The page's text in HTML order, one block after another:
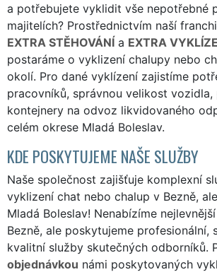
a potřebujete vyklidit vše nepotřebné
majitelích? Prostřednictvím naší
EXTRA STĚHOVÁNÍ a EXTRA
postaráme o vyklizení chalupy nebo
okolí. Pro dané vyklízení zajistíme
pracovníků, správnou velikost vozidla,
kontejnery na odvoz likvidovaného
celém okrese Mladá Boleslav.
KDE POSKYTUJEME NAŠE SLUŽBY
Naše společnost zajišťuje komplexní
vyklizení chat nebo chalup v Bezně,
Mladá Boleslav! Nenabízíme
Bezně, ale poskytujeme profesionální,
kvalitní služby skutečných odborníků.
objednávkou námi poskytovaných